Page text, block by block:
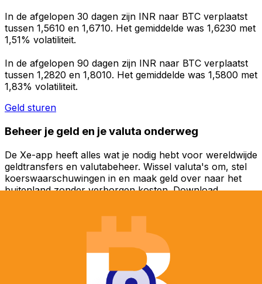
In de afgelopen 30 dagen zijn INR naar BTC verplaatst
tussen 1,5610 en 1,6710. Het gemiddelde was 1,6230 met
1,51% volatiliteit.
In de afgelopen 90 dagen zijn INR naar BTC verplaatst
tussen 1,2820 en 1,8010. Het gemiddelde was 1,5800 met
1,83% volatiliteit.
Geld sturen
Beheer je geld en je valuta onderweg
De Xe-app heeft alles wat je nodig hebt voor wereldwijde
geldtransfers en valutabeheer. Wissel valuta's om, stel
koerswaarschuwingen in en maak geld over naar het
buitenland zonder verborgen kosten. Download